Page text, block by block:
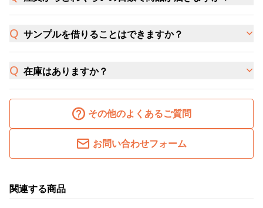
サンプルを借りることはできますか？
在庫はありますか？
その他のよくあるご質問
お問い合わせフォーム
関連する商品